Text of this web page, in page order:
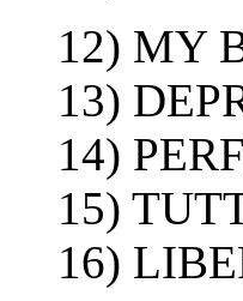
12) MY
13)
14)
15)
16)